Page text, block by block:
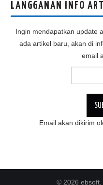
LANGGANAN INFO
Ingin mendapatkan update
ada artikel baru, akan di
email
Email akan dikirim
© 2026 ebsoft.